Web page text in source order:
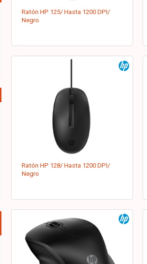
Ratón HP 125/ Hasta 1200 DPI/
Negro
Ratón HP 128/ Hasta 1200 DPI/
Negro